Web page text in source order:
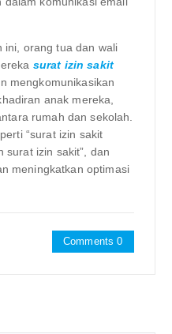
ini, orang tua dan wali
surat izin sakit
mengkomunikasikan
anak mereka,
rumah dan sekolah.
“surat izin sakit
surat izin sakit”, dan
meningkatkan optimasi
Comments 0